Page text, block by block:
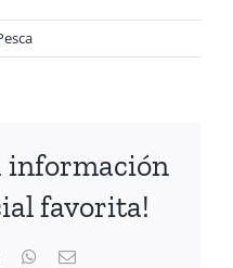
información
favorita!
LinkedInWhatsApp
Correo